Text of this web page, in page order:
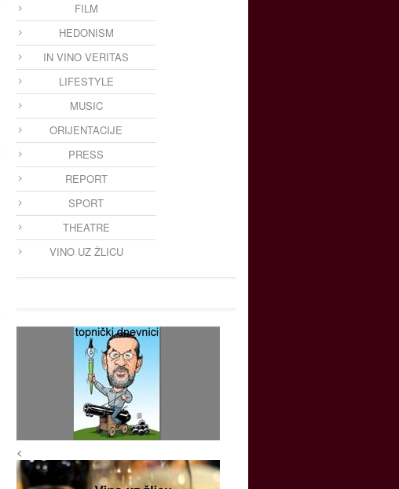
FILM
HEDONISM
IN VINO VERITAS
LIFESTYLE
MUSIC
ORIJENTACIJE
PRESS
REPORT
SPORT
THEATRE
VINO UZ ŽLICU
<